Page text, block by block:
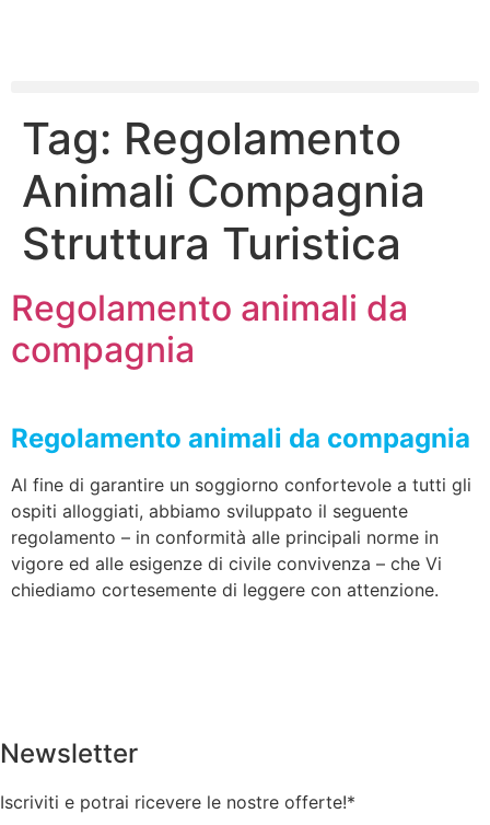
Tag: Regolamento
Animali Compagnia
Struttura Turistica
Regolamento animali da
compagnia
Regolamento animali da compagnia
Al fine di garantire un soggiorno confortevole a tutti gli
ospiti alloggiati, abbiamo sviluppato il seguente
regolamento – in conformità alle principali norme in
vigore ed alle esigenze di civile convivenza – che Vi
chiediamo cortesemente di leggere con attenzione.
Newsletter
Iscriviti e potrai ricevere le nostre offerte!*